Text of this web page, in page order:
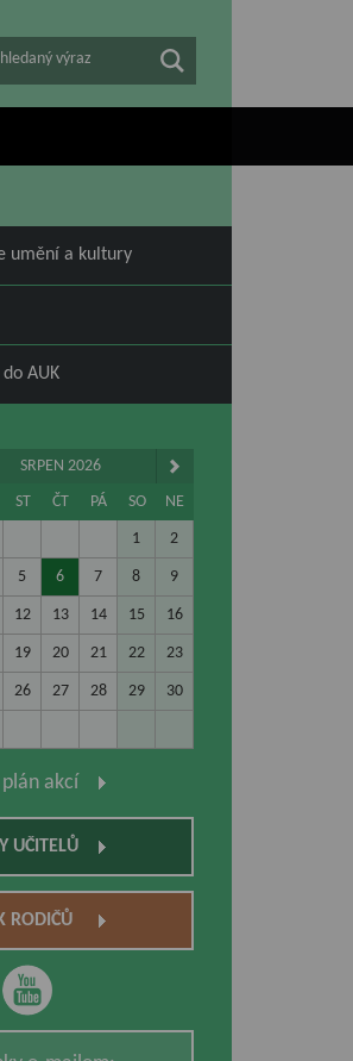
výraz
umění a kultury
AUK
SRPEN 2026
ST ČT PÁ SO NE
1 2
5 6 7 8 9
12 13 14 15 16
19 20 21 22 23
26 27 28 29 30
akcí
UČITELŮ
RODIČŮ